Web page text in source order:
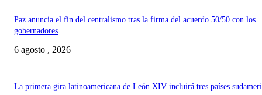
Paz anuncia el fin del centralismo tras la firma del acuerdo 50/50 con los
gobernadores
6 agosto , 2026
La primera gira latinoamericana de León XIV incluirá tres países